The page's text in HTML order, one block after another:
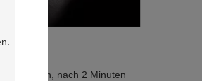
Position, nach 2 Minuten